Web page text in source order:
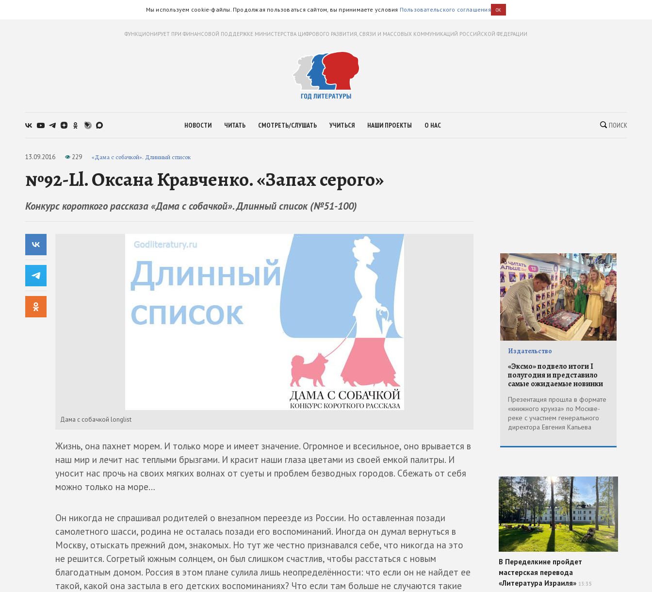
Мы используем cookie-файлы. Продолжая пользоваться сайтом, вы принимаете условия Пользовательского соглашения OK
ФУНКЦИОНИРУЕТ ПРИ ФИНАНСОВОЙ ПОДДЕРЖКЕ МИНИСТЕРСТВА ЦИФРОВОГО РАЗВИТИЯ, СВЯЗИ И МАССОВЫХ КОММУНИКАЦИЙ РОССИЙСКОЙ ФЕДЕРАЦИИ
НОВОСТИ ЧИТАТЬ СМОТРЕТЬ/СЛУШАТЬ УЧИТЬСЯ НАШИ ПРОЕКТЫ О НАС ПОИСК
13.09.2016 229 «Дама с собачкой». Длинный список
№92-Ll. Оксана Кравченко. «Запах серого»
Конкурс короткого рассказа «Дама с собачкой». Длинный список (№51-100)
Дама с собачкой longlist
Жизнь, она пахнет морем. И только море и имеет значение. Огромное и всесильное, оно врывается в
наш мир и лечит нас теплыми брызгами. И красит наши глаза цветами из своей емкой палитры. И
уносит нас прочь на своих мягких волнах от суеты и проблем безводных городов. Сбежать от себя
можно только на море…
Он никогда не спрашивал родителей о внезапном переезде из России. Но оставленная позади
самолетного шасси, родина не осталась позади его воспоминаний. Иногда он думал вернуться в
Москву, отыскать прежний дом, знакомых. Но тут же честно признавался себе, что никогда на это
не решится. Согретый южным солнцем, он был слишком счастлив, чтобы расстаться с новым
благодатным домом. Россия в этом плане сулила лишь неопределённости: что если он не найдет ее
такой, какой она застыла в его детских воспоминаниях? Что если там больше не случаются такие
Издательство
«Эксмо» подвело итоги I
полугодия и представило
самые ожидаемые новинки
Презентация прошла в формате
«книжного круиза» по Москве-
реке с участием генерального
директора Евгения Капьева
В Переделкине пройдет
мастерская перевода
«Литература Израиля» 13:35